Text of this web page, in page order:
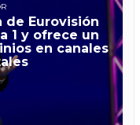
de Eurovisión
1 y ofrece un
en canales